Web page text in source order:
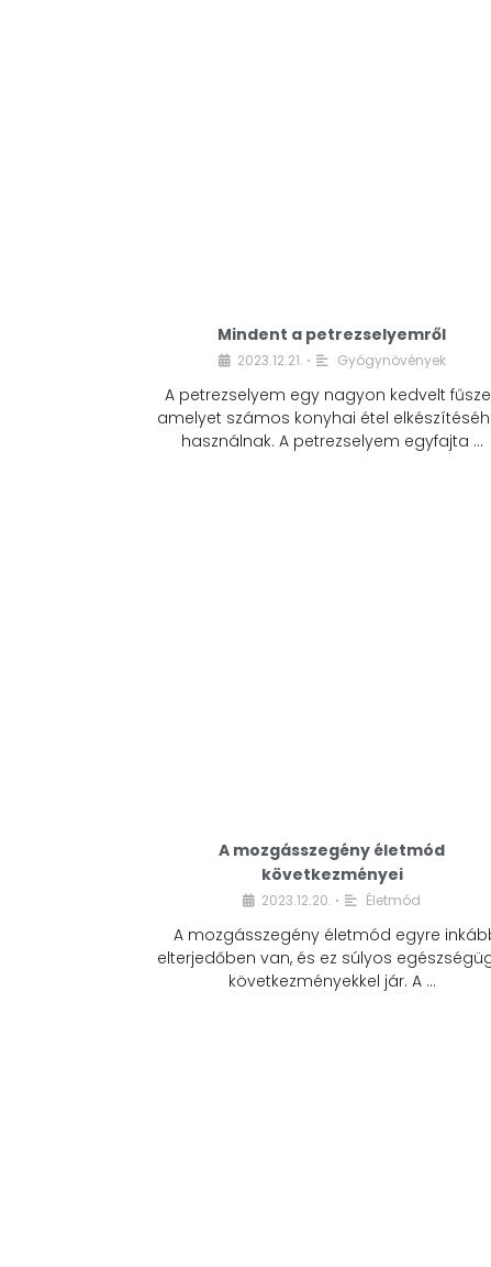
Mindent a petrezselyemről
2023.12.21. • Gyógynövények
A petrezselyem egy nagyon kedvelt
amelyet számos konyhai étel
használnak. A petrezselyem egyfajta …
A mozgásszegény életmód
következményei
2023.12.20. • Életmód
A mozgásszegény életmód egyre
elterjedőben van, és ez súlyos
következményekkel jár. A …